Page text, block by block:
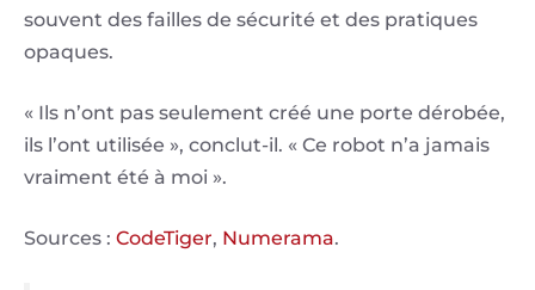
souvent des failles de sécurité et des pratiques
opaques.
« Ils n’ont pas seulement créé une porte dérobée,
ils l’ont utilisée », conclut-il. « Ce robot n’a jamais
vraiment été à moi ».
Sources : CodeTiger, Numerama.